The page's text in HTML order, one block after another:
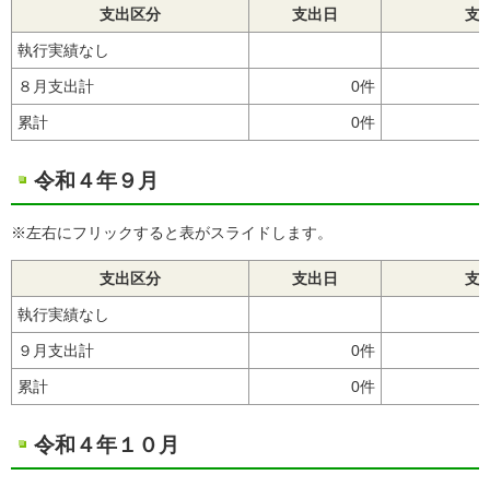
支出区分 支出日 支
執行実績なし
８月支出計 0件
累計 0件
令和４年９月
※左右にフリックすると表がスライドします。
支出区分 支出日 支
執行実績なし
９月支出計 0件
累計 0件
令和４年１０月